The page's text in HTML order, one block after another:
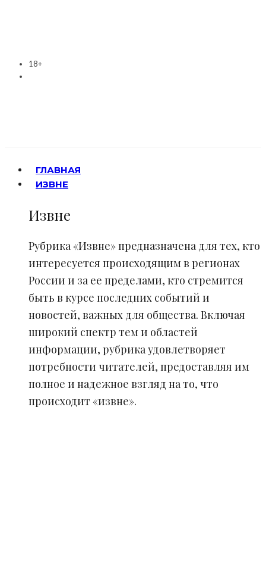
18+
ГЛАВНАЯ
ИЗВНЕ
Извне
Рубрика «Извне» предназначена для тех, кто
интересуется происходящим в регионах
России и за ее пределами, кто стремится
быть в курсе последних событий и
новостей, важных для общества. Включая
широкий спектр тем и областей
информации, рубрика удовлетворяет
потребности читателей, предоставляя им
полное и надежное взгляд на то, что
происходит «извне».